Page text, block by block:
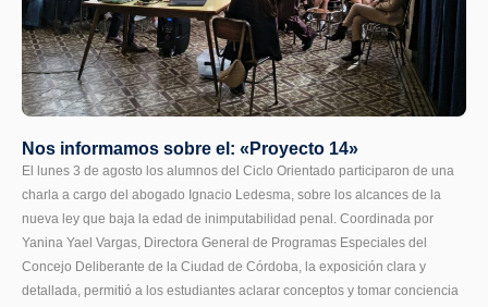
Nos informamos sobre el: «Proyecto 14»
El lunes 3 de agosto los alumnos del Ciclo Orientado participaron de una
charla a cargo del abogado Ignacio Ledesma, sobre los alcances de la
nueva ley que baja la edad de inimputabilidad penal. Coordinada por
Yanina Yael Vargas, Directora General de Programas Especiales del
Concejo Deliberante de la Ciudad de Córdoba, la exposición clara y
detallada, permitió a los estudiantes aclarar conceptos y tomar conciencia